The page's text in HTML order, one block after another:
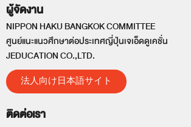
ผู้จัดงาน
NIPPON HAKU BANGKOK COMMITTEE
ศูนย์แนะแนวศึกษาต่อประเทศญี่ปุ่นเจเอ็ดดูเคชั่น
JEDUCATION CO.,LTD.
法人向け日本語サイト
ติดต่อเรา